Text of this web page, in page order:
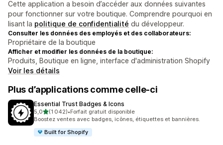
Cette application a besoin d’accéder aux données suivantes
pour fonctionner sur votre boutique. Comprendre pourquoi en
lisant la politique de confidentialité du développeur.
Consulter les données des employés et des collaborateurs:
Propriétaire de la boutique
Afficher et modifier les données de la boutique:
Produits, Boutique en ligne, interface d'administration Shopify
Voir les détails
Plus d’applications comme celle-ci
Essential Trust Badges & Icons
5,0étoile(s) sur 5
(1 042)
1042 avis au total
•Forfait gratuit disponible
Boostez ventes avec badges, icônes, étiquettes et bannières.
Built for Shopify